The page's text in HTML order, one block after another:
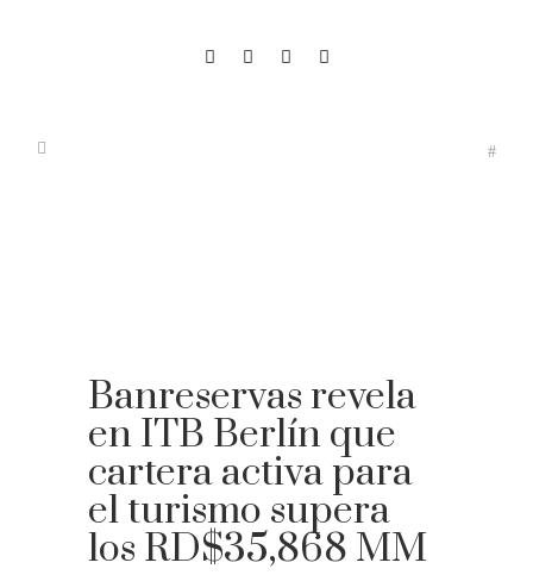
Banreservas revela
en ITB Berlín que
cartera activa para
el turismo supera
los RD$35,868 MM